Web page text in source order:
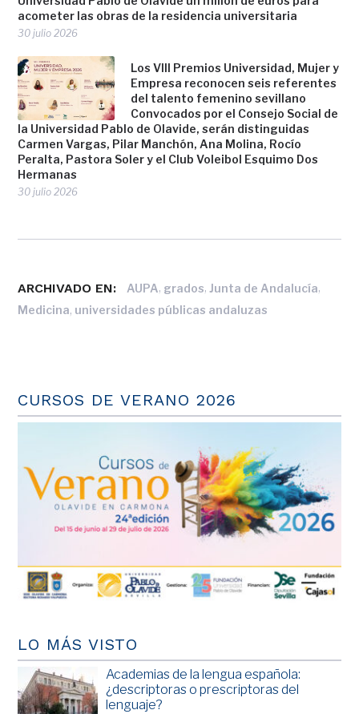
acometer las obras de la residencia universitaria
30 julio 2026
Los VIII Premios Universidad, Mujer y
Empresa reconocen seis referentes
del talento femenino sevillano
Convocados por el Consejo Social de
la Universidad Pablo de Olavide, serán distinguidas
Carmen Vargas, Pilar Manchón, Ana Molina, Rocío
Peralta, Pastora Soler y el Club Voleibol Esquimo Dos
Hermanas
30 julio 2026
ARCHIVADO EN: AUPA, grados,Junta de Andalucía,
Medicina, universidades públicas andaluzas
CURSOS DE VERANO 2026
LO MÁS VISTO
Academias de la lengua española:
¿descriptoras o prescriptoras del
lenguaje?